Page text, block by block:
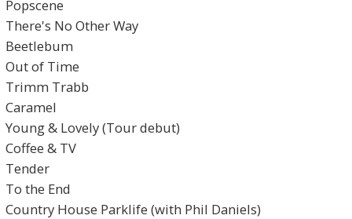
Popscene
There's No Other Way
Beetlebum
Out of Time
Trimm Trabb
Caramel
Young & Lovely (Tour debut)
Coffee & TV
Tender
To the End
Country House Parklife (with Phil Daniels)